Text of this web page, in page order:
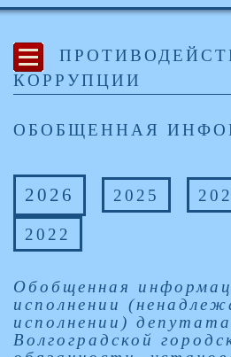
КОРРУПЦИИ
ОБОБЩЕННАЯ
2026 2025
2022
Обобщенная
исполнении
исполнении)
Волгоградской